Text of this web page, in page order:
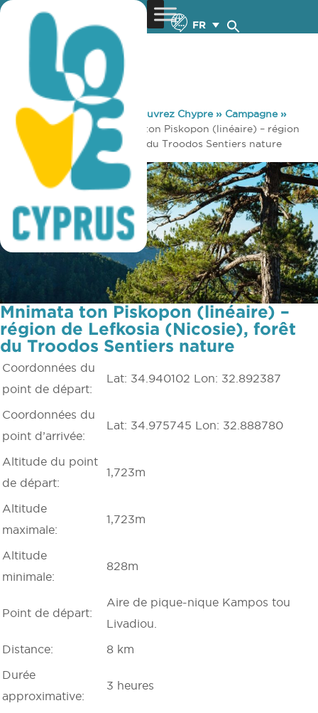
FR
You are here: Home »Découvrez Chypre» Campagne»
Sentiers nature
»Mnimata ton Piskopon (linéaire) – région
de Lefkosia (Nicosie), forêt du Troodos Sentiers nature
Mnimata ton Piskopon (linéaire) –
région de Lefkosia (Nicosie), forêt
du Troodos Sentiers nature
Coordonnées du
point de départ:
Lat: 34.940102 Lon: 32.892387
Coordonnées du
point d’arrivée:
Lat: 34.975745 Lon: 32.888780
Altitude du point
de départ:
1,723m
Altitude
maximale:
1,723m
Altitude
minimale:
828m
Point de départ:
Aire de pique-nique Kampos tou
Livadiou.
Distance:
8 km
Durée
approximative:
3 heures